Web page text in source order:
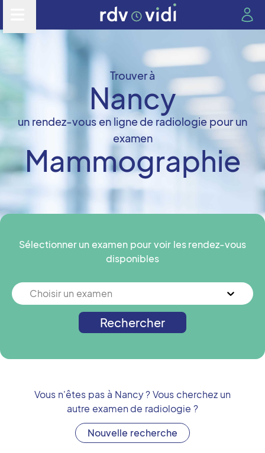
Trouver à
Nancy
un rendez-vous en ligne de radiologie pour un
examen
Mammographie
Sélectionner un examen pour voir les rendez-vous
disponibles
Choisir un examen
Rechercher
Vous n'êtes pas à Nancy? Vous cherchez un
autre examen de radiologie ?
Nouvelle recherche